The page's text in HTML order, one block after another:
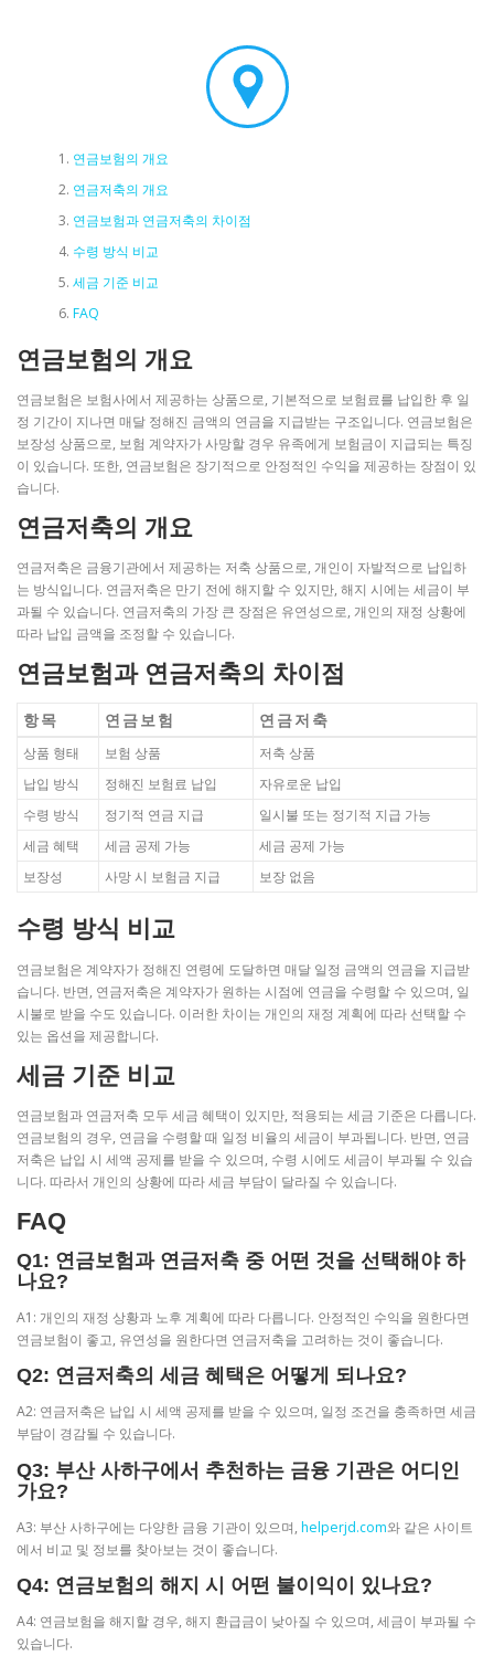
연금보험의 개요
연금저축의 개요
연금보험과 연금저축의 차이점
수령 방식 비교
세금 기준 비교
FAQ
연금보험의 개요
연금보험은 보험사에서 제공하는 상품으로, 기본적으로 보험료를 납입한 후 일
정 기간이 지나면 매달 정해진 금액의 연금을 지급받는 구조입니다. 연금보험은
보장성 상품으로, 보험 계약자가 사망할 경우 유족에게 보험금이 지급되는 특징
이 있습니다. 또한, 연금보험은 장기적으로 안정적인 수익을 제공하는 장점이 있
습니다.
연금저축의 개요
연금저축은 금융기관에서 제공하는 저축 상품으로, 개인이 자발적으로 납입하
는 방식입니다. 연금저축은 만기 전에 해지할 수 있지만, 해지 시에는 세금이 부
과될 수 있습니다. 연금저축의 가장 큰 장점은 유연성으로, 개인의 재정 상황에
따라 납입 금액을 조정할 수 있습니다.
연금보험과 연금저축의 차이점
항목 연금보험 연금저축
상품 형태 보험 상품
저축 상품
납입 방식
정해진 보험료 납입
자유로운 납입
수령 방식
정기적 연금 지급
일시불 또는 정기적 지급 가능
세금 혜택
세금 공제 가능
세금 공제 가능
보장성
사망 시 보험금 지급 보장 없음
수령 방식 비교
연금보험은 계약자가 정해진 연령에 도달하면 매달 일정 금액의 연금을 지급받
습니다. 반면, 연금저축은 계약자가 원하는 시점에 연금을 수령할 수 있으며, 일
시불로 받을 수도 있습니다. 이러한 차이는 개인의 재정 계획에 따라 선택할 수
있는 옵션을 제공합니다.
세금 기준 비교
연금보험과 연금저축 모두 세금 혜택이 있지만, 적용되는 세금 기준은 다릅니다.
연금보험의 경우, 연금을 수령할 때 일정 비율의 세금이 부과됩니다. 반면, 연금
저축은 납입 시 세액 공제를 받을 수 있으며, 수령 시에도 세금이 부과될 수 있습
니다. 따라서 개인의 상황에 따라 세금 부담이 달라질 수 있습니다.
FAQ
Q1: 연금보험과 연금저축 중 어떤 것을 선택해야 하
나요?
A1: 개인의 재정 상황과 노후 계획에 따라 다릅니다. 안정적인 수익을 원한다면
연금보험이 좋고, 유연성을 원한다면 연금저축을 고려하는 것이 좋습니다.
Q2: 연금저축의 세금 혜택은 어떻게 되나요?
A2: 연금저축은 납입 시 세액 공제를 받을 수 있으며, 일정 조건을 충족하면 세금
부담이 경감될 수 있습니다.
Q3: 부산 사하구에서 추천하는 금융 기관은 어디인
가요?
A3: 부산 사하구에는 다양한 금융 기관이 있으며, helperjd.com와 같은 사이트
에서 비교 및 정보를 찾아보는 것이 좋습니다.
Q4: 연금보험의 해지 시 어떤 불이익이 있나요?
A4: 연금보험을 해지할 경우, 해지 환급금이 낮아질 수 있으며, 세금이 부과될 수
있습니다.